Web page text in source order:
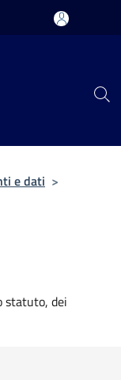
e dati >
statuto, dei